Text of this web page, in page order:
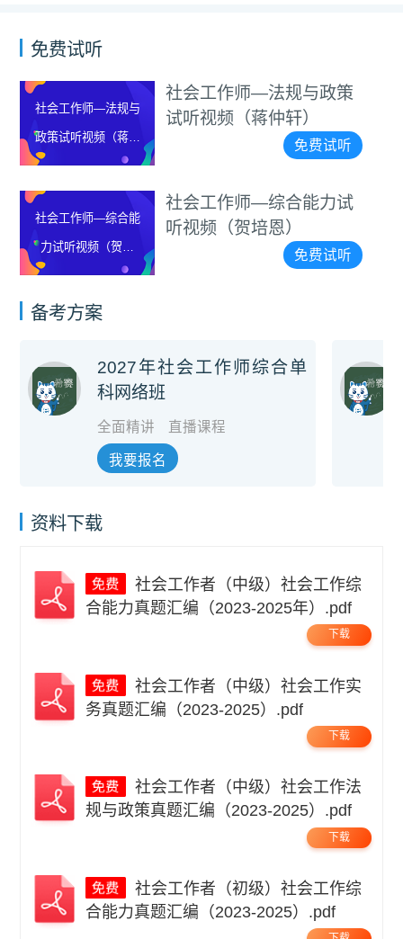
免费试听
社会工作师—法规与
政策试听视频（蒋仲
轩）
社会工作师—法规与政策
试听视频（蒋仲轩）
免费试听
社会工作师—综合能
力试听视频（贺培
恩）
社会工作师—综合能力试
听视频（贺培恩）
免费试听
备考方案
2027年社会工作师综合单
科网络班
全面精讲 直播课程
我要报名
资料下载
社会工作者（中级）社会工作综
合能力真题汇编（2023-2025年）.pdf
下载
社会工作者（中级）社会工作实
务真题汇编（2023-2025）.pdf
下载
社会工作者（中级）社会工作法
规与政策真题汇编（2023-2025）.pdf
下载
社会工作者（初级）社会工作综
合能力真题汇编（2023-2025）.pdf